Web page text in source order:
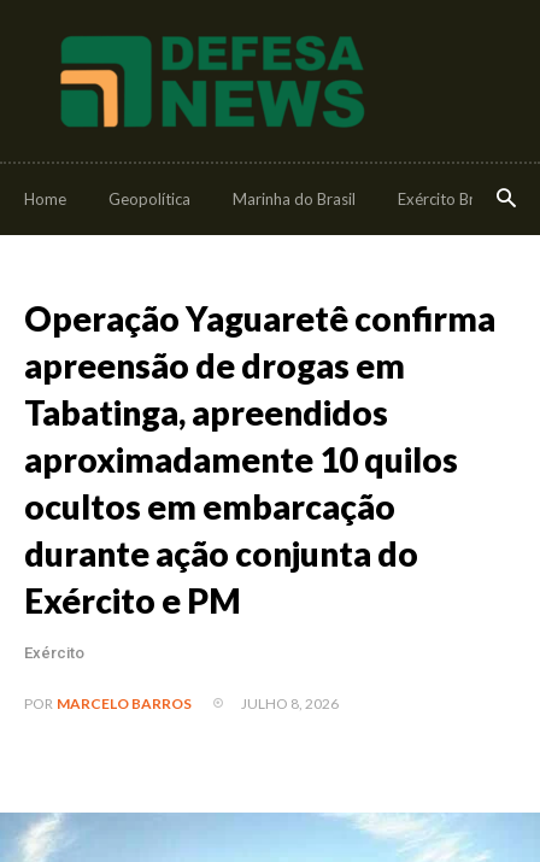
Home Geopolítica Marinha do Brasil Exército Brasileiro
Operação Yaguaretê confirma
apreensão de drogas em
Tabatinga, apreendidos
aproximadamente 10 quilos
ocultos em embarcação
durante ação conjunta do
Exército e PM
Exército
POR MARCELO BARROS JULHO 8, 2026